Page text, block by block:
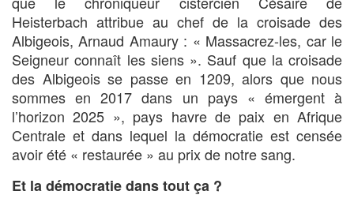
Heisterbach attribue au chef de la croisade des
Albigeois, Arnaud Amaury : « Massacrez-les, car le
Seigneur connaît les siens ». Sauf que la croisade
des Albigeois se passe en 1209, alors que nous
sommes en 2017 dans un pays « émergent à
l’horizon 2025 », pays havre de paix en Afrique
Centrale et dans lequel la démocratie est censée
avoir été « restaurée » au prix de notre sang.
Et la démocratie dans tout ça ?